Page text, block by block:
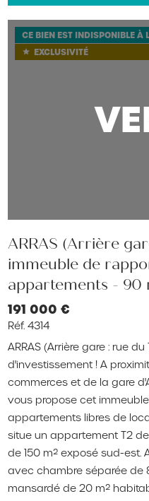
CE BIEN EST INDISPONIBLE À
star EXCLUSIVITÉ
ARRAS (Arrière
immeuble de
appartements - 90
191 000 €
Réf. 4314
ARRAS (Arrière gare : rue
d'investissement ! A
commerces et de la gare
vous propose cet
appartements libres de
situe un appartement T2
de 150 m² exposé sud-est.
avec chambre séparée de
mansardé de 20 m²